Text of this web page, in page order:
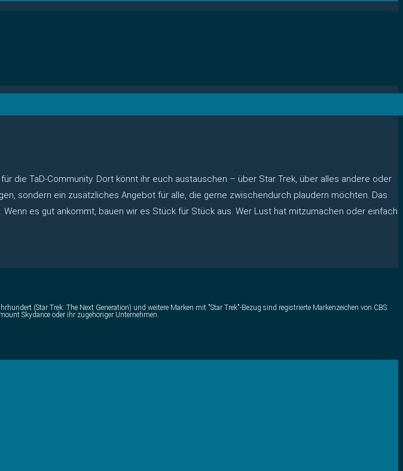
für die TaD-Community. Dort könnt ihr euch austauschen – über Star Trek, über alles andere oder
sondern ein zusätzliches Angebot für alle, die gerne zwischendurch plaudern möchten. Das
es gut ankommt, bauen wir es Stück für Stück aus. Wer Lust hat mitzumachen oder einfach
(Star Trek: The Next Generation) und weitere Marken mit "Star Trek"-Bezug sind registrierte Markenzeichen von CBS
Skydance oder ihr zugehöriger Unternehmen.